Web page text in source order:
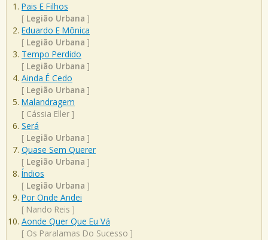
Pais E Filhos
[ Legião Urbana ]
Eduardo E Mônica
[ Legião Urbana ]
Tempo Perdido
[ Legião Urbana ]
Ainda É Cedo
[ Legião Urbana ]
Malandragem
[ Cássia Eller ]
Será
[ Legião Urbana ]
Quase Sem Querer
[ Legião Urbana ]
Índios
[ Legião Urbana ]
Por Onde Andei
[ Nando Reis ]
Aonde Quer Que Eu Vá
[ Os Paralamas Do Sucesso ]